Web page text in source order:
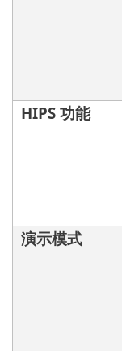
HIPS 功能
演示模式